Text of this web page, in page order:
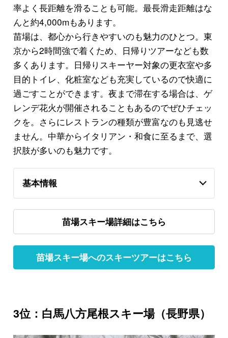
率よく長距離を滑ることも可能。最長滑走距離はな
んと約4,000mもあります。
苗場は、都心から行きやすいのも魅力のひとつ。東
京から2時間強で着くため、日帰りツアーなども数
多くあります。日帰りスキーヤー対象の更衣室や多
目的トイレ、化粧室なども充実しているので快適に
過ごすことができます。夜まで滞在する場合は、ゲ
レンデ花火が開催されることもあるのでぜひチェッ
クを。さらにレストランの種類が豊富なのも見逃せ
ません。中華からイタリアン・和食に至るまで、選
択肢が多いのも魅力です。
基本情報
苗場スキー場詳細はこちら
苗場スキー場へのスキーツアーはこちら
3位：白馬八方尾根スキー場（長野県）